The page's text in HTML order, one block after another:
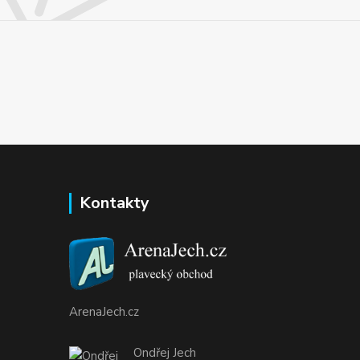
Kontakty
ArenaJech.cz
Ondřej Jech